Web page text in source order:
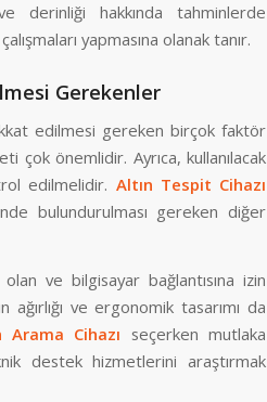
derinliği hakkında tahminlerde
yapmasına olanak tanır.
Gerekenler
edilmesi gereken birçok faktör
çok önemlidir. Ayrıca, kullanılacak
edilmelidir. Altın Tespit Cihazı
bulundurulması gereken diğer
ve bilgisayar bağlantısına izin
ve ergonomik tasarımı da
Arama Cihazı seçerken mutlaka
destek hizmetlerini araştırmak